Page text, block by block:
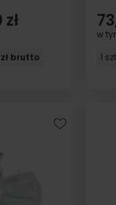
zł brutto
w
1